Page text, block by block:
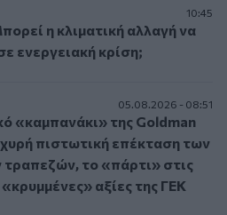
10:45
η κλιματική αλλαγή να
ενεργειακή κρίση;
05.08.2026 - 08:51
«καμπανάκι» της Goldman
πιστωτική επέκταση των
τραπεζών, το «πάρτι» στις
αξίες της ΓΕΚ